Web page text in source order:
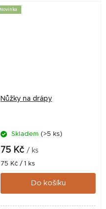
Novinka
Nůžky na drápy
Skladem (>5 ks)
75 Kč / ks
Měrná
cena:
75 Kč / 1 ks
Do košíku